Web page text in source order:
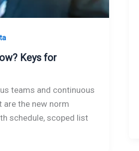
Keys for
teams and continuous
are the new norm
schedule, scoped list